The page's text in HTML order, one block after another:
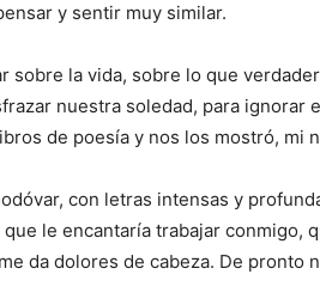
y sentir muy similar.
sobre la vida, sobre lo que
nuestra soledad, para ignorar
de poesía y nos los mostró, mi
con letras intensas y
le encantaría trabajar conmigo,
da dolores de cabeza. De pronto